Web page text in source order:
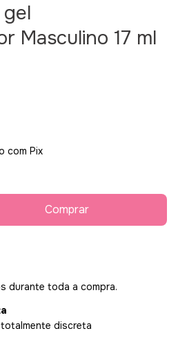
Masculino 17 ml
com Pix
durante toda a compra.
totalmente discreta